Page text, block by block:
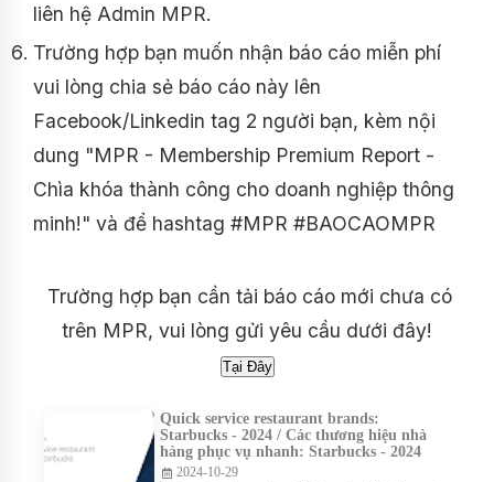
liên hệ Admin MPR.
Trường hợp bạn muốn nhận báo cáo miễn phí
vui lòng chia sẻ báo cáo này lên
Facebook/Linkedin tag 2 người bạn, kèm nội
dung "MPR - Membership Premium Report -
Chìa khóa thành công cho doanh nghiệp thông
minh!" và để hashtag #MPR #BAOCAOMPR
Trường hợp bạn cần tải báo cáo mới chưa có
trên MPR, vui lòng gửi yêu cầu dưới đây!
Quick service restaurant brands:
Starbucks - 2024 / Các thương hiệu nhà
hàng phục vụ nhanh: Starbucks - 2024
2024-10-29